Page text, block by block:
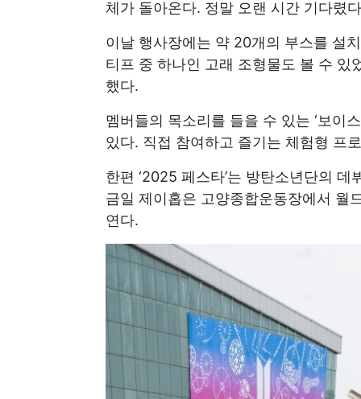
체가 돌아온다. 정말 오랜 시간 기다렸
이날 행사장에는 약 20개의 부스를 설
티프 중 하나인 고래 조형물도 볼 수 있
했다.
멤버들의 목소리를 들을 수 있는 ‘보이
있다. 직접 참여하고 즐기는 체험형 프
한편 ‘2025 페스타’는 방탄소년단의
금일 제이홉은 고양종합운동장에서 월
연다.